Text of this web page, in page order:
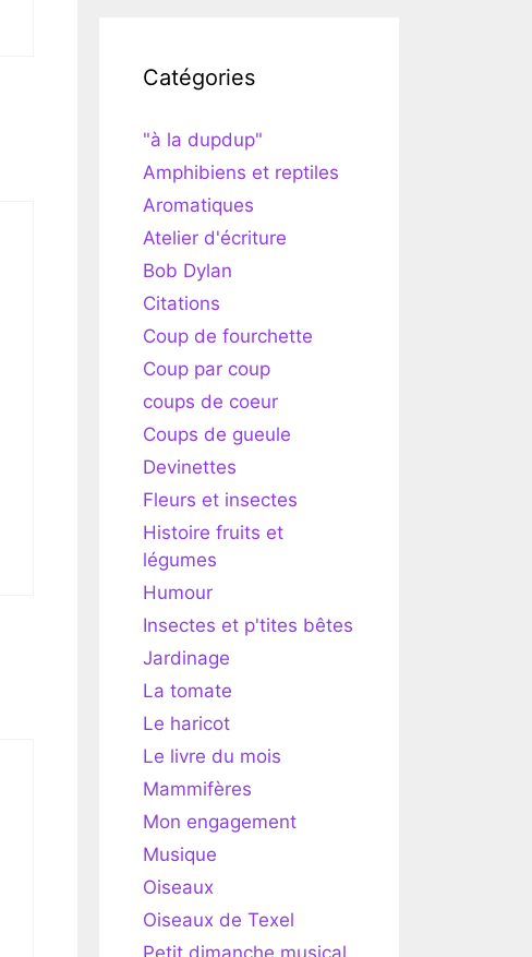
Catégories
"à la dupdup"
Amphibiens et reptiles
Aromatiques
Atelier d'écriture
Bob Dylan
Citations
Coup de fourchette
Coup par coup
coups de coeur
Coups de gueule
Devinettes
Fleurs et insectes
Histoire fruits et
légumes
Humour
Insectes et p'tites bêtes
Jardinage
La tomate
Le haricot
Le livre du mois
Mammifères
Mon engagement
Musique
Oiseaux
Oiseaux de Texel
Petit dimanche musical